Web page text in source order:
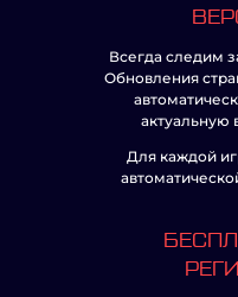
Всегда следим
Обновления
актуальную
Для каждой